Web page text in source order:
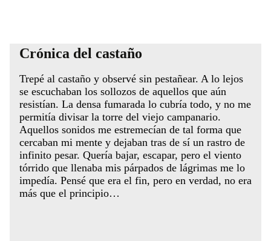
Crónica del castaño
Trepé al castaño y observé sin pestañear. A lo lejos
se escuchaban los sollozos de aquellos que aún
resistían. La densa fumarada lo cubría todo, y no me
permitía divisar la torre del viejo campanario.
Aquellos sonidos me estremecían de tal forma que
cercaban mi mente y dejaban tras de sí un rastro de
infinito pesar. Quería bajar, escapar, pero el viento
tórrido que llenaba mis párpados de lágrimas me lo
impedía. Pensé que era el fin, pero en verdad, no era
más que el principio…